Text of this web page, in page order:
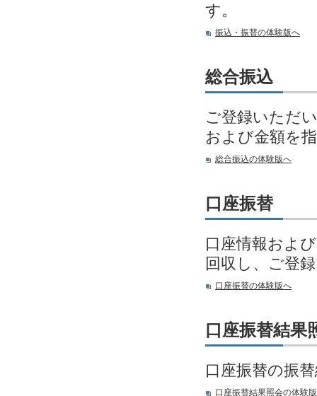
す。
振込・振替の体験版へ
総合振込
ご登録いただ
および金額を
総合振込の体験版へ
口座振替
口座情報およ
回収し、ご登
口座振替の体験版へ
口座振替結果
口座振替の振
口座振替結果照会の体験